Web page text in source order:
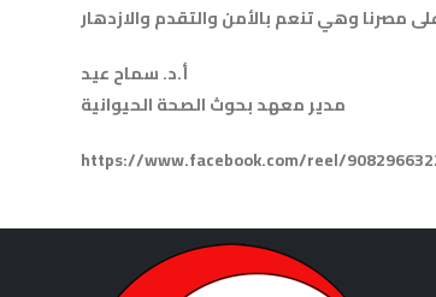
أ.د. سماح عيد
مدير معهد بحوث الصحة الحيوانية
https://www.facebook.com/reel/